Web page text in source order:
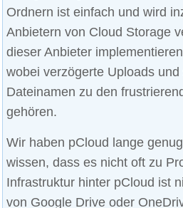
Ordnern ist einfach und wird
Anbietern von Cloud Storage
dieser Anbieter
wobei verzögerte Uploads
Dateinamen zu den
gehören.
Wir haben pCloud lange
wissen, dass es nicht oft zu
Infrastruktur hinter pCloud ist
von Google Drive oder